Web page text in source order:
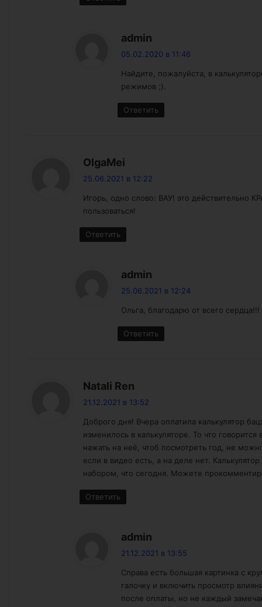
admin
05.02.2020 в 11:46
Найдите, пожалуйста, в
режимов ;).
Ответить
OlgaMei
25.06.2021 в 12:22
Игорь, одно слово: ВАУ! это действительно
пользоваться!
Ответить
admin
25.06.2021 в 12:24
Ольга, благодарю от всего сердца!!!
Ответить
Natali Ren
21.12.2021 в 13:52
Доброго дня! Вчера оплатила калькулятор
изменилось в калькуляторе. То что
нажать на неё, чтоб посмотреть год, не
если в видео есть, а на деле нет.
набором, что сегодня. Можете
Ответить
admin
21.12.2021 в 13:55
Справа есть большая картинка с
галочку и включить просмотр
после оплаты, но не каждый